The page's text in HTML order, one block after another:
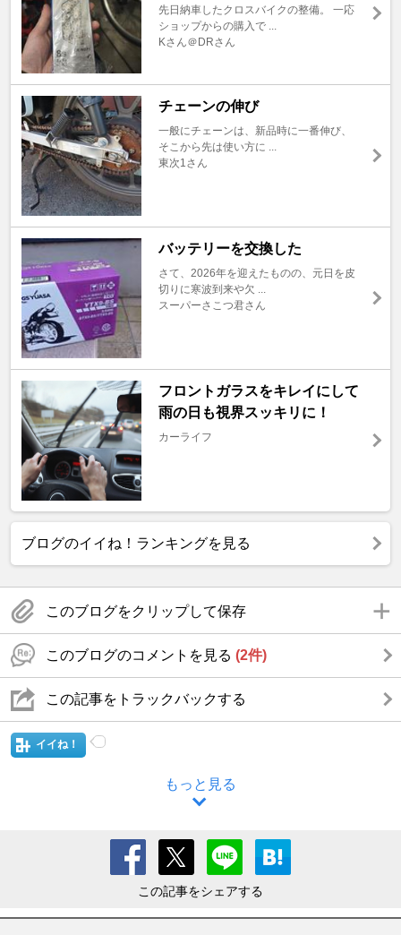
先日納車したクロスバイクの整備。 一応
ショップからの購入で ...
Kさん＠DRさん
チェーンの伸び
一般にチェーンは、新品時に一番伸び、
そこから先は使い方に ...
東次1さん
バッテリーを交換した
さて、2026年を迎えたものの、元日を皮
切りに寒波到来や欠 ...
スーパーさこつ君さん
フロントガラスをキレイにして
雨の日も視界スッキリに！
カーライフ
ブログのイイね！ランキングを見る
このブログをクリップして保存
このブログのコメントを見る (2件)
この記事をトラックバックする
イイね！
もっと見る
この記事をシェアする